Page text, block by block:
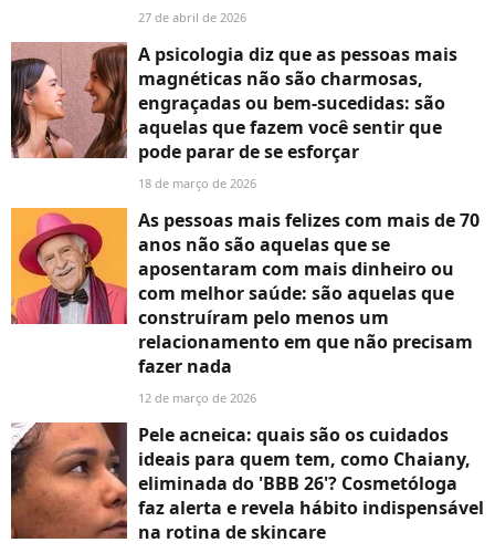
27 de abril de 2026
A psicologia diz que as pessoas mais
magnéticas não são charmosas,
engraçadas ou bem-sucedidas: são
aquelas que fazem você sentir que
pode parar de se esforçar
18 de março de 2026
As pessoas mais felizes com mais de 70
anos não são aquelas que se
aposentaram com mais dinheiro ou
com melhor saúde: são aquelas que
construíram pelo menos um
relacionamento em que não precisam
fazer nada
12 de março de 2026
Pele acneica: quais são os cuidados
ideais para quem tem, como Chaiany,
eliminada do 'BBB 26'? Cosmetóloga
faz alerta e revela hábito indispensável
na rotina de skincare